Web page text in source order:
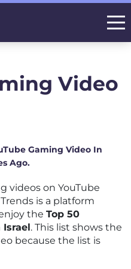
Video
Gaming Video In
Ago.
videos on YouTube
is a platform
the Top 50
Israel. This list shows the
because the list is